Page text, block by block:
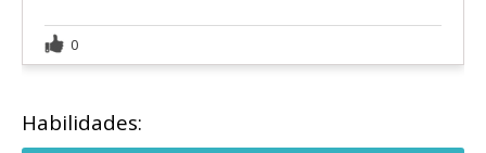
0
Habilidades: